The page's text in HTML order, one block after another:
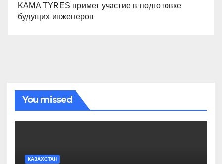
KAMA TYRES примет участие в подготовке
будущих инженеров
You missed
КАЗАХСТАН